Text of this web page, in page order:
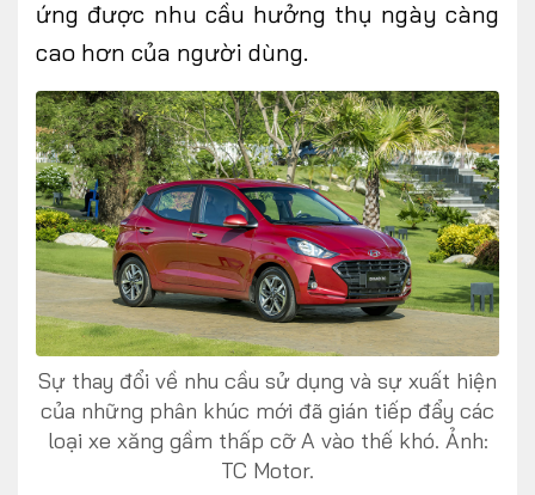
ứng được nhu cầu hưởng thụ ngày càng
cao hơn của người dùng.
Sự thay đổi về nhu cầu sử dụng và sự xuất hiện
của những phân khúc mới đã gián tiếp đẩy các
loại xe xăng gầm thấp cỡ A vào thế khó. Ảnh:
TC Motor.